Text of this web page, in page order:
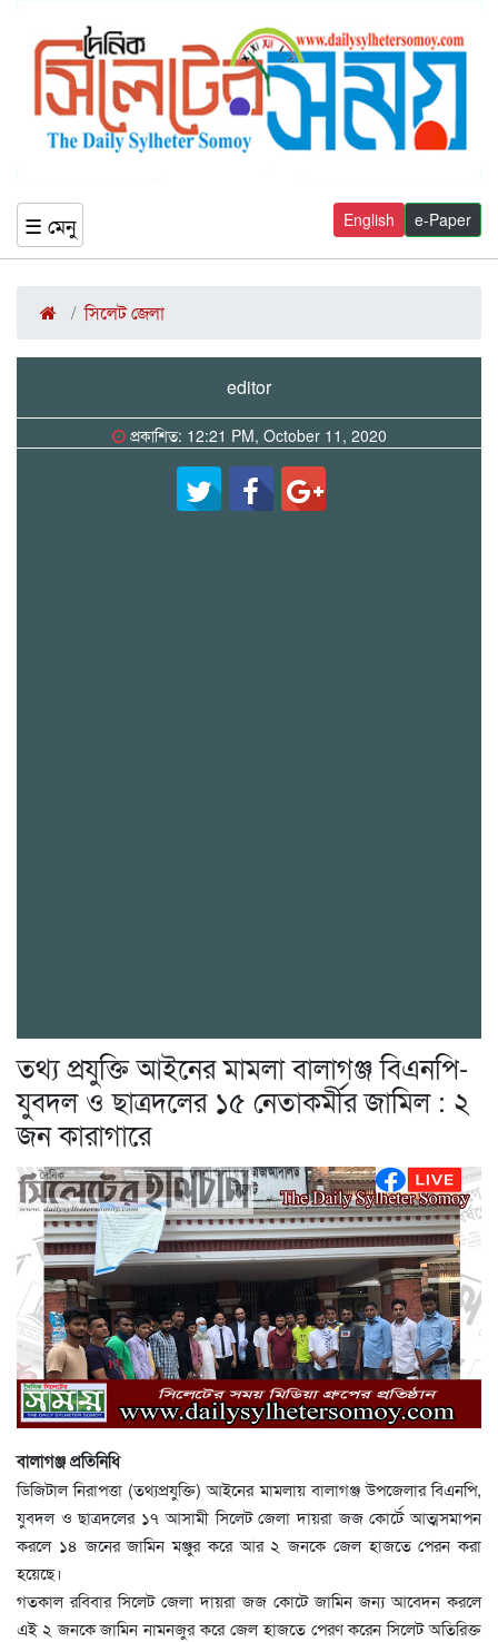
☰ মেনু e-Paper
English
সিলেট জেলা
editor
প্রকাশিত: 12:21 PM, October 11, 2020
তথ্য প্রযুক্তি আইনের মামলা বালাগঞ্জ বিএনপি-
যুবদল ও ছাত্রদলের ১৫ নেতাকর্মীর জামিল : ২
জন কারাগারে
বালাগঞ্জ প্রতিনিধি
ডিজিটাল নিরাপত্তা (তথ্যপ্রযুক্তি) আইনের মামলায় বালাগঞ্জ উপজেলার বিএনপি,
যুবদল ও ছাত্রদলের ১৭ আসামী সিলেট জেলা দায়রা জজ কোর্টে আত্মসমাপন
করলে ১৪ জনের জামিন মঞ্জুর করে আর ২ জনকে জেল হাজতে পেরন করা
হয়েছে।
গতকাল রবিবার সিলেট জেলা দায়রা জজ কোটে জামিন জন্য আবেদন করলে
এই ২ জনকে জামিন নামনজুর করে জেল হাজতে পেরণ করেন সিলেট অতিরিক্ত